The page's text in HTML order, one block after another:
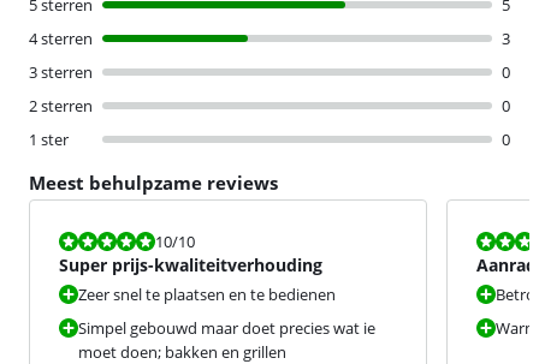
5 sterren
5
4 sterren
3
3 sterren
0
2 sterren
0
1 ster
0
Meest behulpzame reviews
Beoordeling is 10 van de 10.
10/10
Super prijs-kwaliteitverhouding
Zeer snel te plaatsen en te bedienen
Simpel gebouwd maar doet precies wat ie
moet doen; bakken en grillen